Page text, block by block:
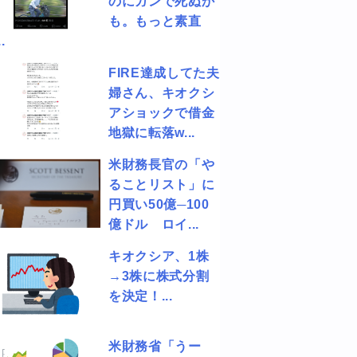
も。もっと素直
FIRE達成してた夫
婦さん、キオクシ
アショックで借金
地獄に転落w...
米財務長官の「や
ることリスト」に
円買い50億─100
億ドル ロイ...
キオクシア、1株
→3株に株式分割
を決定！...
米財務省「うー